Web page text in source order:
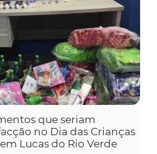
que seriam
no Dia das Crianças
Lucas do Rio Verde